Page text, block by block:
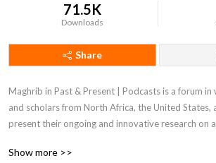
71.5K
Downloads
Share
Maghrib in Past & Present | Podcasts is a forum
and scholars from North Africa, the United States,
present their ongoing and innovative research on
interviews across the region. Aiming to project the
Show more >>